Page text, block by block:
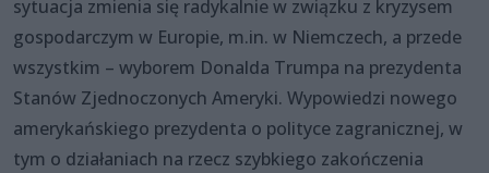
sytuacja zmienia się radykalnie w związku z kryzysem
gospodarczym w Europie, m.in. w Niemczech, a przede
wszystkim – wyborem Donalda Trumpa na prezydenta
Stanów Zjednoczonych Ameryki. Wypowiedzi nowego
amerykańskiego prezydenta o polityce zagranicznej, w
tym o działaniach na rzecz szybkiego zakończenia